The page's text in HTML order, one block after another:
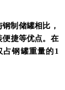
制储罐相比，
捷等优点。在
钢罐重量的1